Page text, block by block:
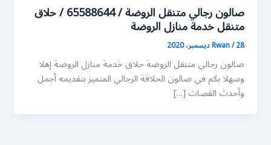
صالون رجالي متنقل الروضة / 65588644 / حلاق
متنقل خدمة منازل الروضة
Rwan/28 ديسمبر، 2020
صالون رجالي متنقل الروضة حلاق خدمة منازل الروضة إهلا
وسهلا بكم في صالون الحلاقة الرجالي المتميز بتقديمه أجمل
وأحدث القصات […]